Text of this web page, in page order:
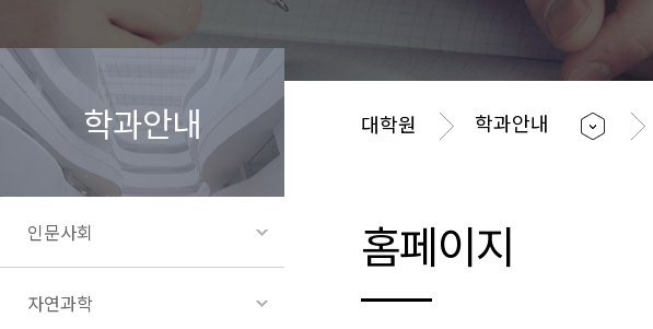
학과안내
인문사회
자연과학
대학원 학과안내
홈페이지